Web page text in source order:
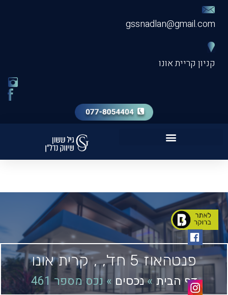
קריית אונו
פנטהאוז 5 חד', , קרית אונו
דף הבית»נכסים»נכס מספר 461